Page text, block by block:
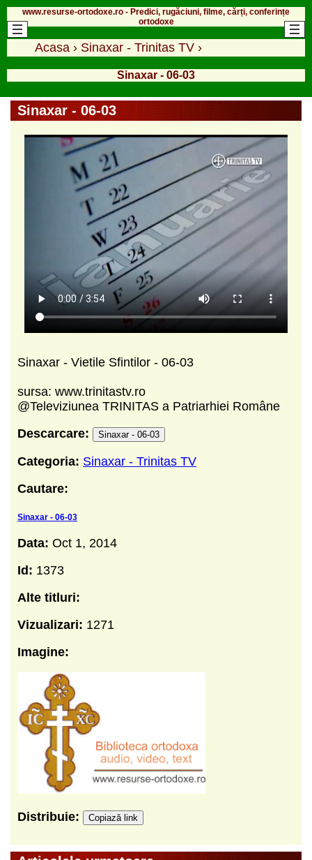
www.resurse-ortodoxe.ro - Predici, rugăciuni, filme, cărți, conferințe
ortodoxe
Acasa › Sinaxar - Trinitas TV ›
Sinaxar - 06-03
Sinaxar - 06-03
Sinaxar - Vietile Sfintilor - 06-03
sursa: www.trinitastv.ro
@Televiziunea TRINITAS a Patriarhiei Române
Descarcare:
Sinaxar - 06-03
Categoria: Sinaxar - Trinitas TV
Cautare:
Sinaxar - 06-03
Data: Oct 1, 2014
Id: 1373
Alte titluri:
Vizualizari: 1271
Imagine:
Distribuie: Copiază link